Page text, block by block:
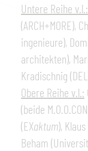
Untere Reihe v.l.:
(ARCH+MORE),
ingenieure),
architekten),
Kradischnig
Obere Reihe v.l.:
(beide
(EXaktum),
Beham